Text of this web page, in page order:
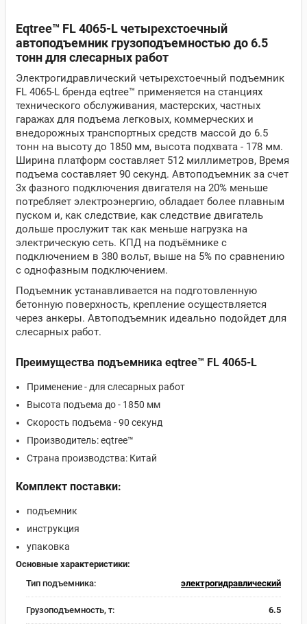
Eqtree™ FL 4065-L четырехстоечный
автоподъемник грузоподъемностью до 6.5
тонн для слесарных работ
Электрогидравлический четырехстоечный подъемник
FL 4065-L бренда eqtree™ применяется на станциях
технического обслуживания, мастерских, частных
гаражах для подъема легковых, коммерческих и
внедорожных транспортных средств массой до 6.5
тонн на высоту до 1850 мм, высота подхвата - 178 мм.
Ширина платформ составляет 512 миллиметров, Время
подъема составляет 90 секунд. Автоподъемник за счет
3х фазного подключения двигателя на 20% меньше
потребляет электроэнергию, обладает более плавным
пуском и, как следствие, как следствие двигатель
дольше прослужит так как меньше нагрузка на
электрическую сеть. КПД на подъёмнике с
подключением в 380 вольт, выше на 5% по сравнению
с однофазным подключением.
Подъемник устанавливается на подготовленную
бетонную поверхность, крепление осуществляется
через анкеры. Автоподъемник идеально подойдет для
слесарных работ.
Преимущества подъемника eqtree™ FL 4065-L
Применение - для слесарных работ
Высота подъема до - 1850 мм
Скорость подъема - 90 секунд
Производитель: eqtree™
Страна производства: Китай
Комплект поставки:
подъемник
инструкция
упаковка
Основные характеристики:
Тип подъемника:
электрогидравлический
Грузоподъемность, т: 6.5